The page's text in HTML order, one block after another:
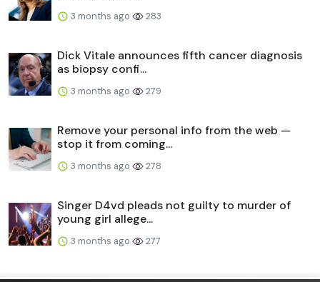
3 months ago 283
Dick Vitale announces fifth cancer diagnosis
as biopsy confi...
3 months ago 279
Remove your personal info from the web —
stop it from coming...
3 months ago 278
Singer D4vd pleads not guilty to murder of
young girl allege...
3 months ago 277